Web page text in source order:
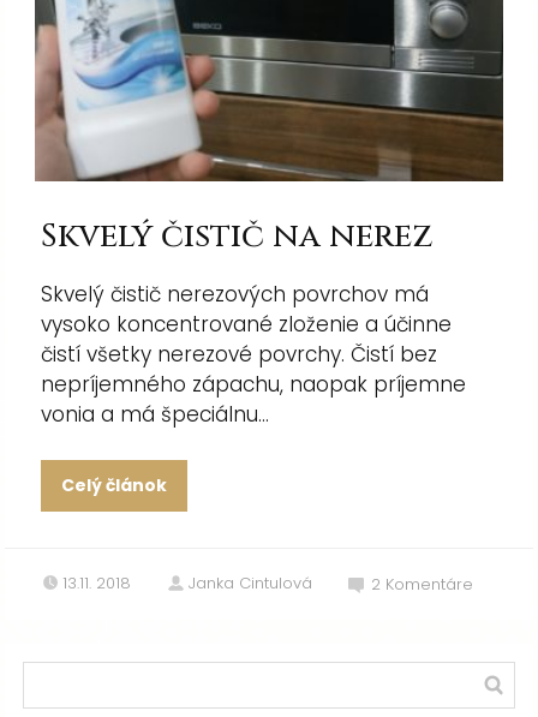
Skvelý čistič na nerez
Skvelý čistič nerezových povrchov má
vysoko koncentrované zloženie a účinne
čistí všetky nerezové povrchy. Čistí bez
nepríjemného zápachu, naopak príjemne
vonia a má špeciálnu...
Celý článok
13.11. 2018 Janka Cintulová 2 Komentáre